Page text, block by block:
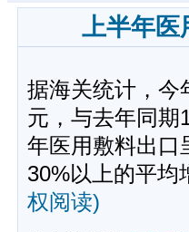
上半年医
据海关统计，今
元，与去年同期
年医用敷料出口
30%以上的平均
权阅读)